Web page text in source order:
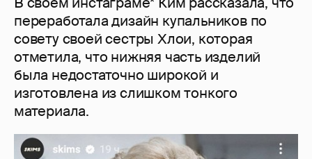
переработала дизайн купальников по
совету своей сестры Хлои, которая
отметила, что нижняя часть изделий
была недостаточно широкой и
изготовлена из слишком тонкого
материала.